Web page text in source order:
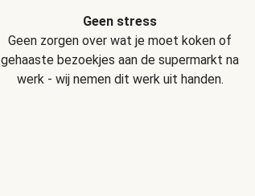
Geen stress
Geen zorgen over wat je moet koken of
gehaaste bezoekjes aan de supermarkt na
werk - wij nemen dit werk uit handen.